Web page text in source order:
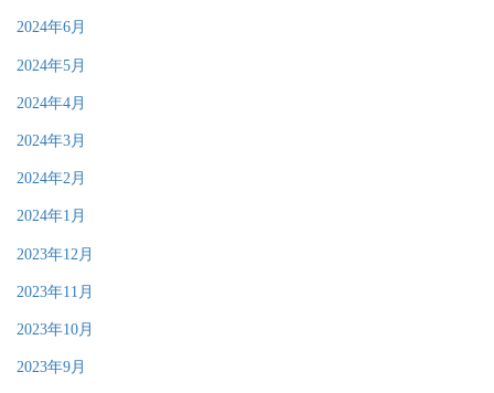
2024年6月
2024年5月
2024年4月
2024年3月
2024年2月
2024年1月
2023年12月
2023年11月
2023年10月
2023年9月